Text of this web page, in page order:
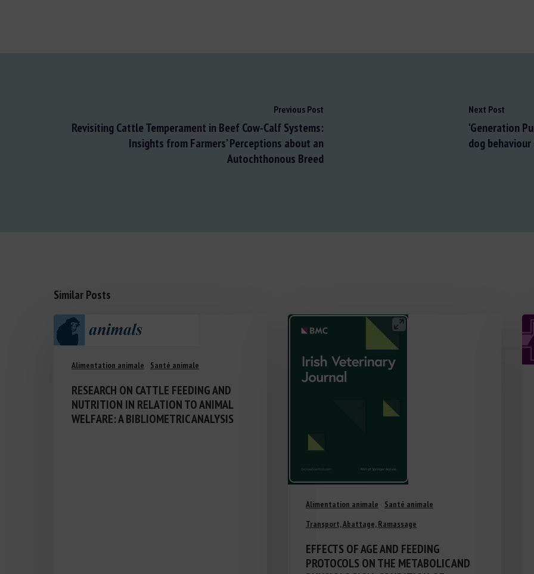
Previous Post
Revisiting Cattle Temperament in Beef Cow-Calf Systems:
Insights from Farmers’ Perceptions about an
Autochthonous Breed
Next Post
'Generation
dog
Similar Posts
Alimentation animale Santé animale
RESEARCH ON CATTLE FEEDING AND
NUTRITION IN RELATION TO ANIMAL
WELFARE: A BIBLIOMETRIC ANALYSIS
Alimentation animale
Santé animale
Transport, Abattage, Ramassage
EFFECTS OF AGE AND FEEDING
PROTOCOLS ON THE METABOLIC AND